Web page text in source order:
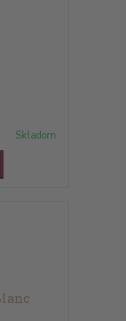
Skladom